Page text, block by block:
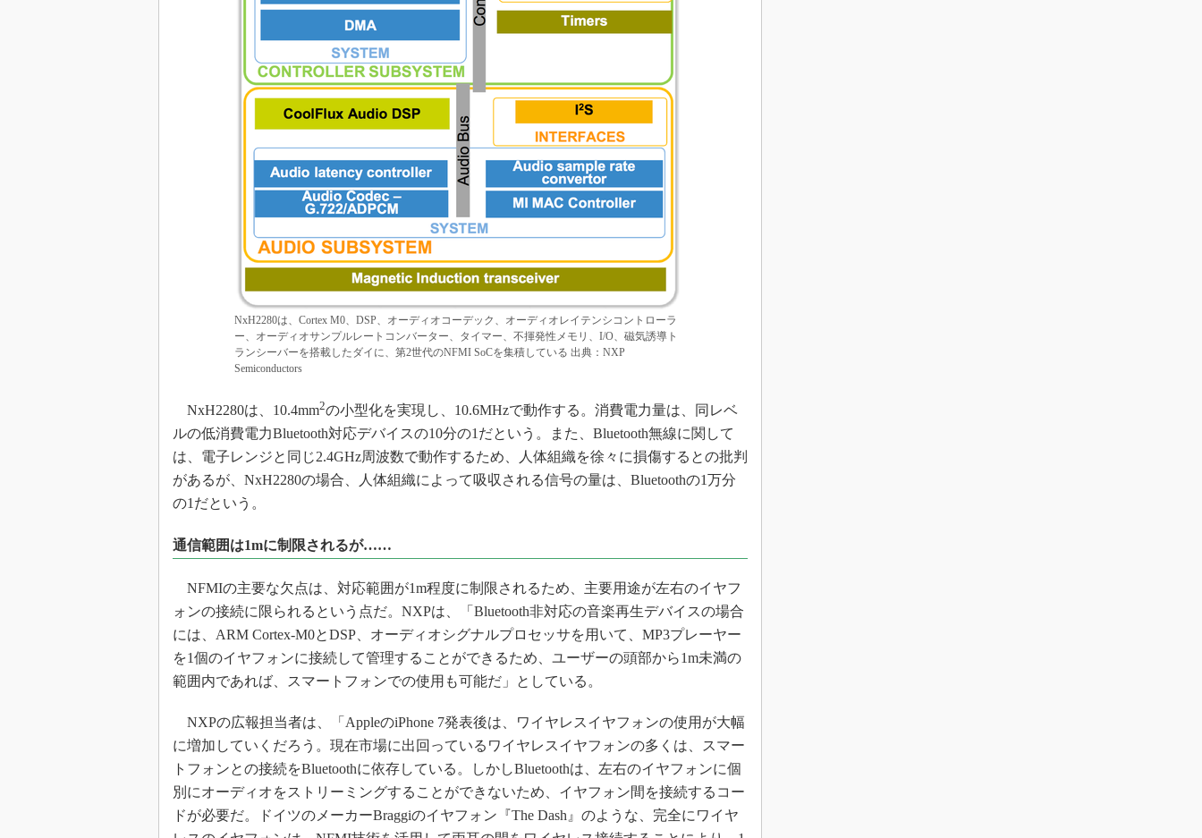
NxH2280は、Cortex M0、DSP、オーディオコーデック、オーディオレイテンシコントローラ
ー、オーディオサンプルレートコンバーター、タイマー、不揮発性メモリ、I/O、磁気誘導ト
ランシーバーを搭載したダイに、第2世代のNFMI SoCを集積している 出典：NXP
Semiconductors
NxH2280は、10.4mm2の小型化を実現し、10.6MHzで動作する。消費電力量は、同レベ
ルの低消費電力Bluetooth対応デバイスの10分の1だという。また、Bluetooth無線に関して
は、電子レンジと同じ2.4GHz周波数で動作するため、人体組織を徐々に損傷するとの批判
があるが、NxH2280の場合、人体組織によって吸収される信号の量は、Bluetoothの1万分
の1だという。
通信範囲は1mに制限されるが……
NFMIの主要な欠点は、対応範囲が1m程度に制限されるため、主要用途が左右のイヤフ
ォンの接続に限られるという点だ。NXPは、「Bluetooth非対応の音楽再生デバイスの場合
には、ARM Cortex-M0とDSP、オーディオシグナルプロセッサを用いて、MP3プレーヤー
を1個のイヤフォンに接続して管理することができるため、ユーザーの頭部から1m未満の
範囲内であれば、スマートフォンでの使用も可能だ」としている。
NXPの広報担当者は、「AppleのiPhone 7発表後は、ワイヤレスイヤフォンの使用が大幅
に増加していくだろう。現在市場に出回っているワイヤレスイヤフォンの多くは、スマー
トフォンとの接続をBluetoothに依存している。しかしBluetoothは、左右のイヤフォンに個
別にオーディオをストリーミングすることができないため、イヤフォン間を接続するコー
ドが必要だ。ドイツのメーカーBraggiのイヤフォン『The Dash』のような、完全にワイヤ